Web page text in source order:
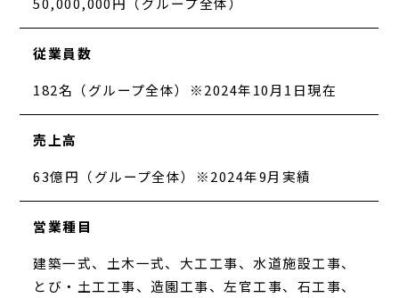
従業員数
182名（グループ全体）※2024年10月1日現在
売上高
63億円（グループ全体）※2024年9月実績
営業種目
建築一式、土木一式、大工工事、水道施設工事、
とび・土工工事、造園工事、左官工事、石工事、